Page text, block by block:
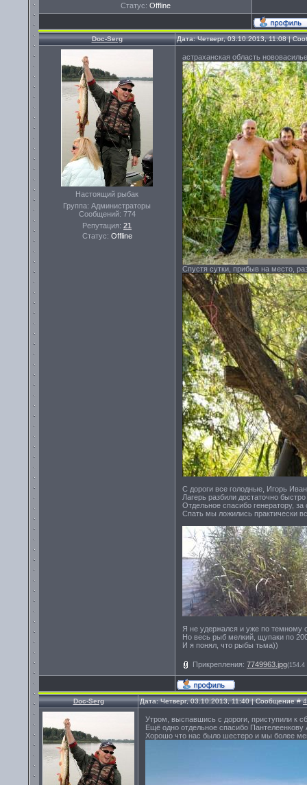
Статус: Offline
Doc-Serg Дата: Четверг, 03.10.2013, 11:08 |
Настоящий рыбак
Группа: Администраторы
Сообщений: 774
Репутация: 21
Статус: Offline
астраханская область
Спустя сутки, прибыв на место,
С дороги все голодные, Игорь
Лагерь разбили достаточно быстро
Отдельное спасибо генератору,
Спать мы ложились практически
Я не удержался и уже по темному
Но весь рыб мелкий, щупаки по
И я понял, что рыбы тьма))
Прикрепления: 7749963.jpg(154.4
Doc-Serg Дата: Четверг, 03.10.2013, 11:40 | Сообщение #
Утром, выспавшись с дороги, приступили к
Ещё одно отдельное спасибо
Хорошо что нас было шестеро и мы более